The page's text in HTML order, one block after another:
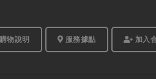
購物說明 服務據點 加入